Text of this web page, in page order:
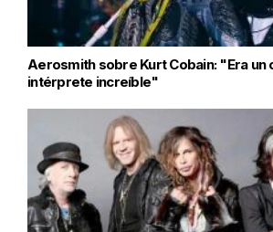
Aerosmith sobre Kurt Cobain: "Era un
intérprete increíble"